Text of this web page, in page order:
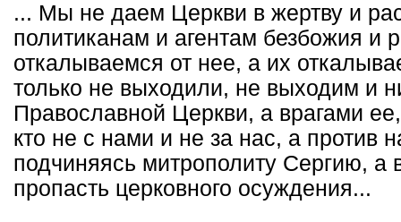
... Мы не даем Церкви в жертву и
политиканам и агентам безбожия и
откалываемся от нее, а их
только не выходили, не выходим и
Православной Церкви, а врагами
кто не с нами и не за нас, а против
подчиняясь митрополиту Сергию,
пропасть церковного осуждения...